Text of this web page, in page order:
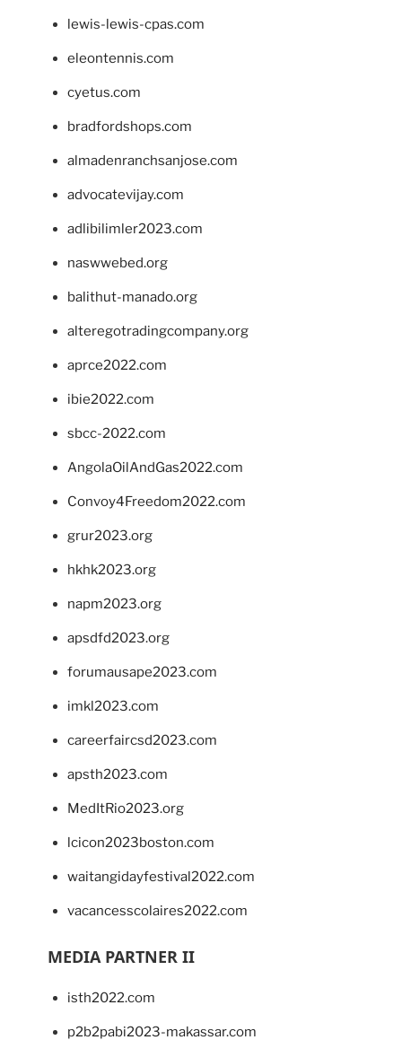
lewis-lewis-cpas.com
eleontennis.com
cyetus.com
bradfordshops.com
almadenranchsanjose.com
advocatevijay.com
adlibilimler2023.com
naswwebed.org
balithut-manado.org
alteregotradingcompany.org
aprce2022.com
ibie2022.com
sbcc-2022.com
AngolaOilAndGas2022.com
Convoy4Freedom2022.com
grur2023.org
hkhk2023.org
napm2023.org
apsdfd2023.org
forumausape2023.com
imkl2023.com
careerfaircsd2023.com
apsth2023.com
MedItRio2023.org
lcicon2023boston.com
waitangidayfestival2022.com
vacancesscolaires2022.com
MEDIA PARTNER II
isth2022.com
p2b2pabi2023-makassar.com